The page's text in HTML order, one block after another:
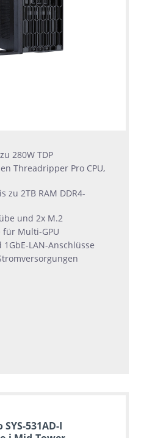
280W TDP
Threadripper Pro CPU,
zu 2TB RAM DDR4-
und 2x M.2
für Multi-GPU
LAN-Anschlüsse
531AD-I